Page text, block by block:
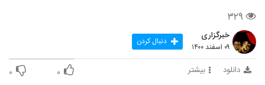
۳۲۹
خبرگزاری
۰۹ اسفند ۱۴۰۰ دنبال کردن
دانلود بیشتر ۰ ۰